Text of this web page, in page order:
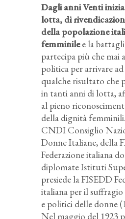
Dagli anni Venti
lotta, di
della popolazione
femminilee la
partecipa più che mai
politica per arrivare
qualche risultato che
in tanti anni di lotta,
al pieno
della dignità
CNDI Consiglio
Donne Italiane, della
Federazione italiana
diplomate Istituti
presiede la FISEDD
italiana per il
e politici delle donne
Nel maggio del 1923